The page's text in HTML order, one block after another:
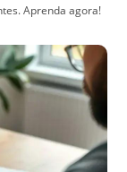
Aprenda agora!